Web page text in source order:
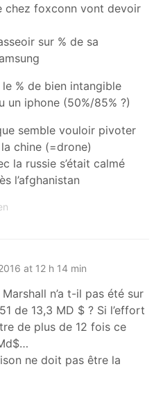
chez foxconn vont devoir
sur % de sa
% de bien intangible
un iphone (50%/85% ?)
semble vouloir pivoter
chine (=drone)
la russie s’était calmé
l’afghanistan
at 12 h 14 min
n’a t-il pas été sur
de 13,3 MD $ ? Si l’effort
de plus de 12 fois ce
ne doit pas être la